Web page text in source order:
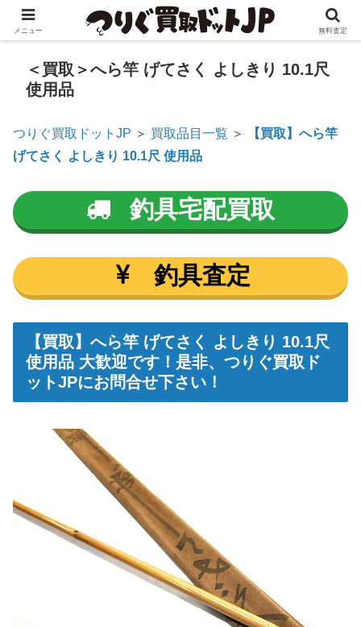
＜買取＞へら竿 げてさく よしきり 10.1尺
使用品
つりぐ買取ドットJP ＞ 買取品目一覧 ＞
【買取】へら竿
げてさく よしきり 10.1尺 使用品
釣具宅配買取
釣具査定
【買取】 へら竿 げてさく よしきり 10.1尺
使用品 大歓迎です！是非、つりぐ買取ド
ットJPにお問合せ下さい！
メニュー 無料査定